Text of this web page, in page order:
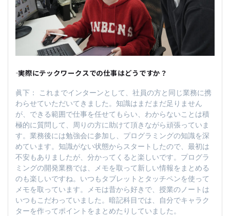
―― 実際にテックワークスでの仕事はどうですか？
眞下： これまでインターンとして、社員の方と同じ業務に携
わらせていただいてきました。知識はまだまだ足りません
が、できる範囲で仕事を任せてもらい、わからないことは積
極的に質問して、周りの方に助けて頂きながら頑張っていま
す。業務後には勉強会に参加し、プログラミングの知識を深
めています。知識がない状態からスタートしたので、最初は
不安もありましたが、分かってくると楽しいです。プログラ
ミングの開発業務では、メモを取って新しい情報をまとめる
のも楽しいですね。いつもタブレットとタッチペンを使って
メモを取っています。メモは昔から好きで、授業のノートは
いつもこだわっていました。暗記科目では、自分でキャラク
ターを作ってポイントをまとめたりしていました。